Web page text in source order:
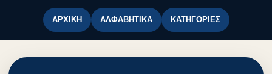
ΑΡΧΙΚΉ ΑΛΦΑΒΗΤΙΚΆ ΚΑΤΗΓΟΡΊΕΣ